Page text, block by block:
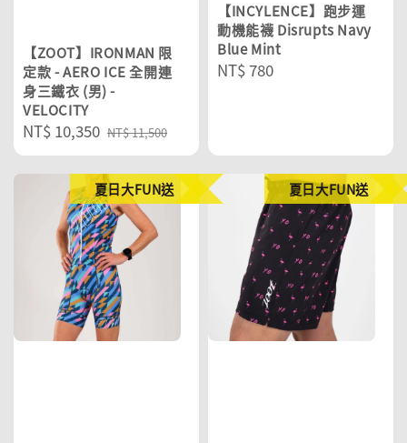
【ZOOT】IRONMAN 限
定款 - AERO ICE 全開連
身三鐵衣 (男) -
VELOCITY
Sale
price
NT$ 10,350 Regular
price
NT$ 11,500
【INCYLENCE】跑步運
動機能襪 Disrupts Navy
Blue Mint
Regular
NT$ 780
夏日大FUN送 夏日大FUN送